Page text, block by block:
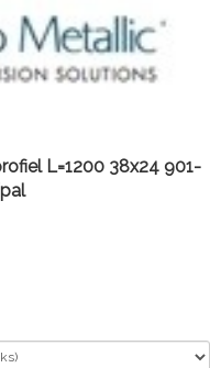
L=1200 38x24 901-